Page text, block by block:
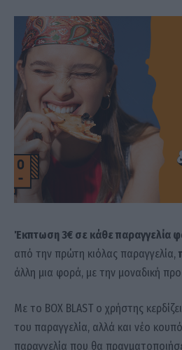
Έκπτωση 3€ σε κάθε παραγγελία
από την πρώτη κιόλας παραγγελία,
άλλη μια φορά, με την μοναδική
Με το BOX BLAST ο χρήστης
του παραγγελία, αλλά και νέο
παραγγελία που θα